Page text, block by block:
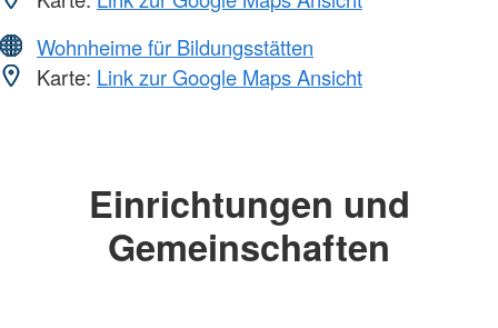
Wohnheime für Bildungsstätten
Karte: Link zur Google Maps Ansicht
Einrichtungen und
Gemeinschaften